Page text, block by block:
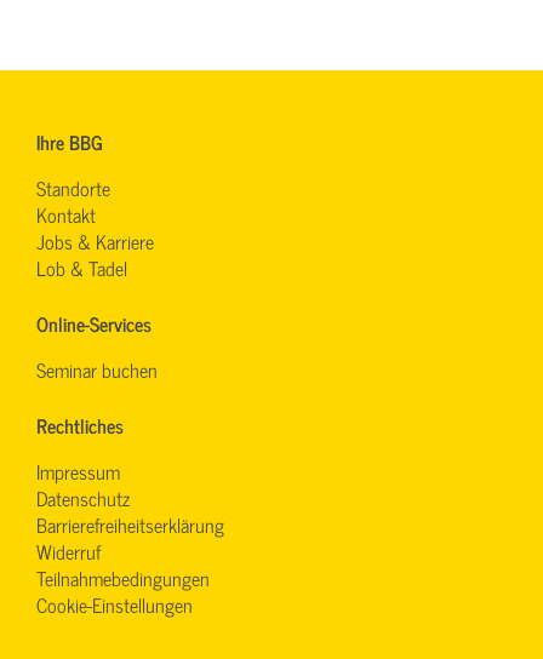
Ihre BBG
Standorte
Kontakt
Jobs & Karriere
Lob & Tadel
Online-Services
Seminar buchen
Rechtliches
Impressum
Datenschutz
Barrierefreiheitserklärung
Widerruf
Teilnahmebedingungen
Cookie-Einstellungen